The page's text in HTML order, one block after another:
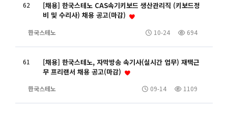
62
[채용] 한국스테노 CAS속기키보드 생산관리직 (키보드정
비 및 수리사) 채용 공고(마감)
한국스테노 694
10-24
61
[채용] 한국스테노, 자막방송 속기사(실시간 업무) 재택근
무 프리랜서 채용 공고(마감)
한국스테노 1109
09-14